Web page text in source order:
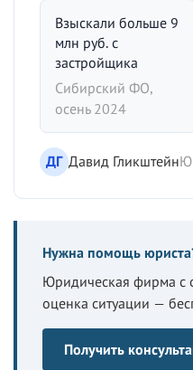
Взыскали больше 9
млн руб. с
застройщика
Сибирский ФО,
осень 2024
ДГ Давид Гликштейн
Нужна помощь
Юридическая фирма с
оценка ситуации —
Получить